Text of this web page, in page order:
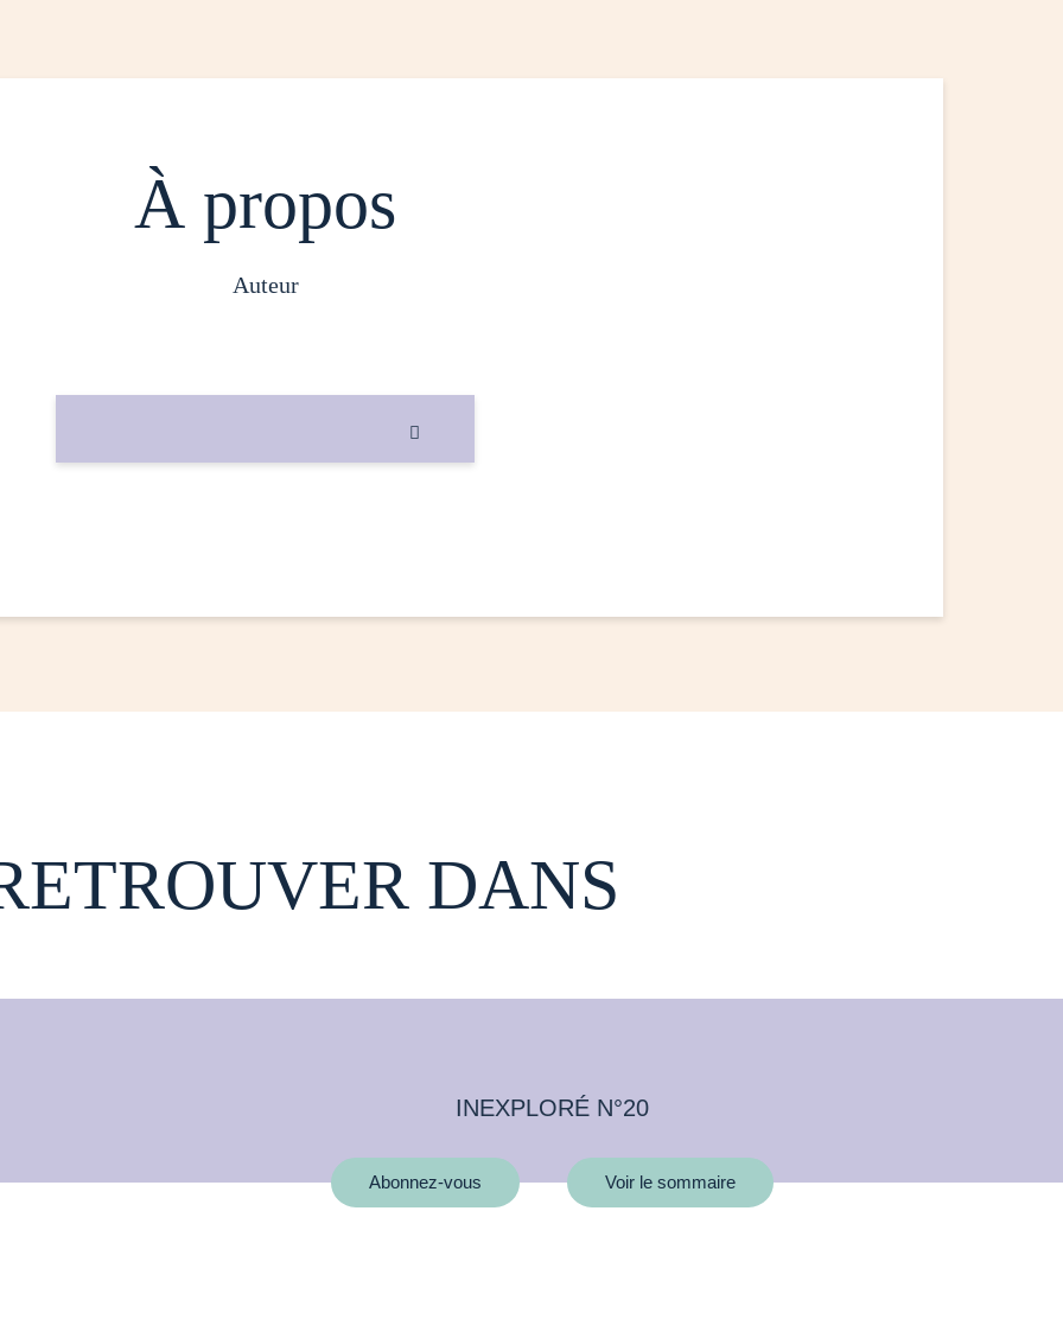
À propos
auteur

DANS
INEXPLORÉ N°20
Abonnez-vous Voir le sommaire